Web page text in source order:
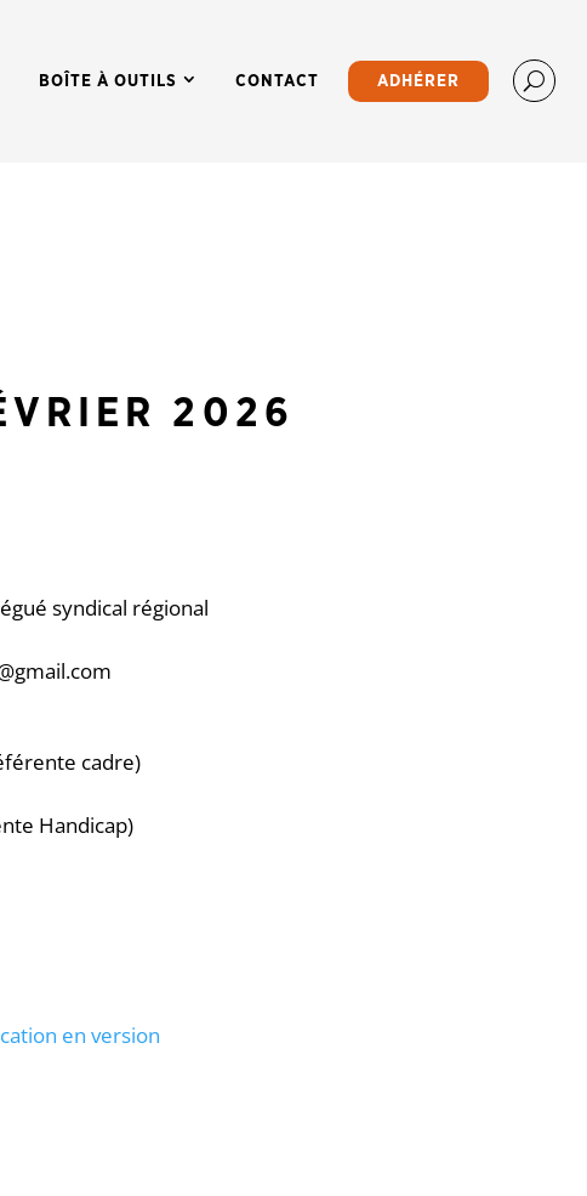
BOÎTE À OUTILS CONTACT ADHÉRER
2026
syndical régional
cadre)
Handicap)
en version